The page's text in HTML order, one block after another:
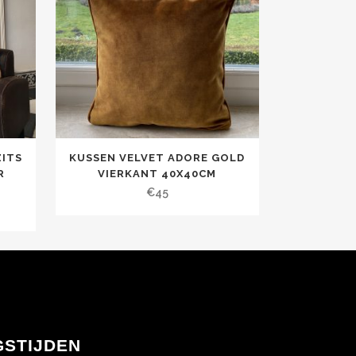
KUSSEN VELVET ADORE GOLD
VIERKANT 40X40CM
€45